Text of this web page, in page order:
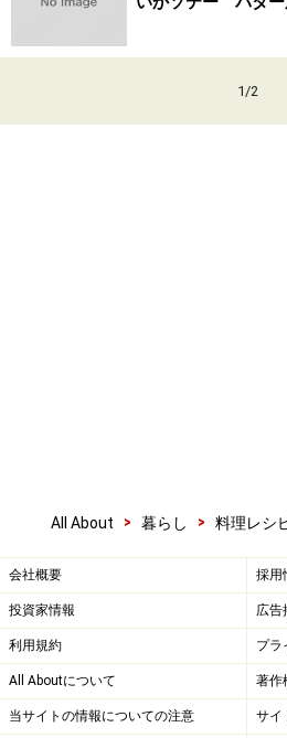
1/2
All About > 暮らし > 料理レシ
会社概要 採用
投資家情報 広告
利用規約 プラ
All Aboutについて 著作
当サイトの情報についての注意 サイ